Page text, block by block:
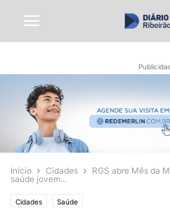
Início Cidades
RGS abre Mês da
saúde jovem...
Cidades Saúde